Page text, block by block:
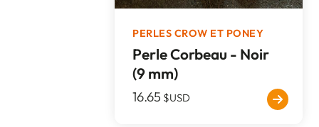
PERLES CROW ET PONEY
Perle Corbeau - Noir
(9 mm)
16.65 $USD